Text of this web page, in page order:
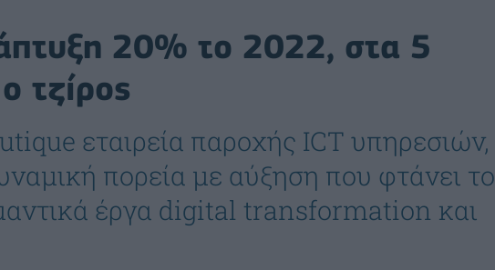
20% το 2022, στα 5
τζίρος
εταιρεία παροχής ICT υπηρεσιών,
πορεία με αύξηση που φτάνει το
έργα digital transformation και